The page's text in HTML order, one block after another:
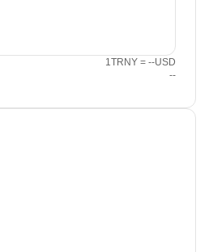
1TRNY = --USD
--